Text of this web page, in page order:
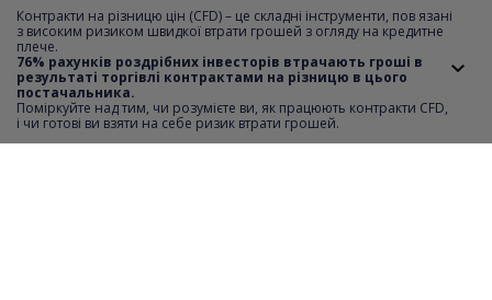
Контракти на різницю цін (CFD) – це складні інструменти, пов язані
з високим ризиком швидкої втрати грошей з огляду на кредитне
плече.
76% рахунків роздрібних інвесторів втрачають гроші в
результаті торгівлі контрактами на різницю в цього
постачальника.
Поміркуйте над тим, чи розумієте ви, як працюють контракти CFD,
i чи готові ви взяти на себе ризик втрати грошей.